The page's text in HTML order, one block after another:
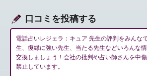
ン
口コミを投稿する
電話占いレジェラ：キュア 先生の評判をみんな
生、復縁に強い先生、当たる先生などいろんな
交換しましょう！会社の批判や占い師さんを中
禁止しています。